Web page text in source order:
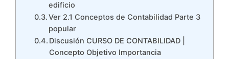
edificio
Ver 2.1 Conceptos de Contabilidad Parte 3
popular
Discusión CURSO DE CONTABILIDAD |
Concepto Objetivo Importancia